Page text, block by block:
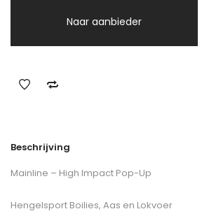
Naar aanbieder
Beschrijving
Mainline – High Impact Pop-Up
Hengelsport Boilies, Aas en Lokvoer